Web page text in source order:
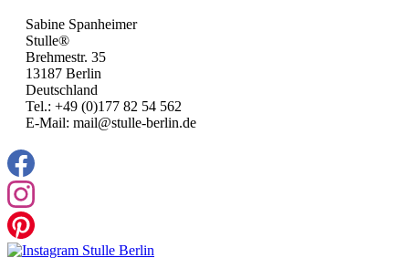
Sabine Spanheimer
Stulle®
Brehmestr. 35
13187 Berlin
Deutschland
Tel.: +49 (0)177 82 54 562
E-Mail: mail@stulle-berlin.de